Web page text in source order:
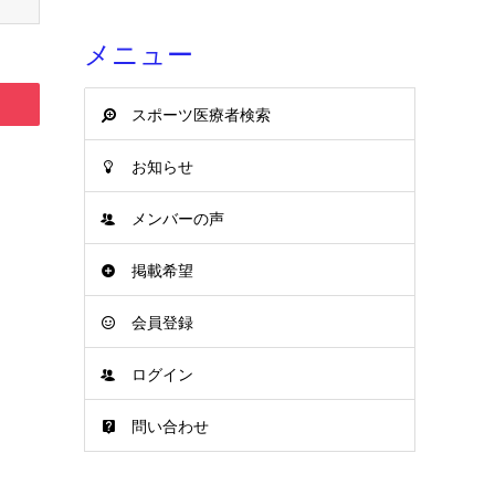
メニュー
スポーツ医療者検索
お知らせ
メンバーの声
掲載希望
会員登録
ログイン
問い合わせ